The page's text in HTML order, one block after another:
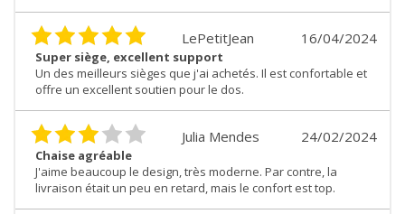
16/04/2024
LePetitJean
Super siège, excellent support
Un des meilleurs sièges que j'ai achetés. Il est confortable et
offre un excellent soutien pour le dos.
24/02/2024
Julia Mendes
Chaise agréable
J'aime beaucoup le design, très moderne. Par contre, la
livraison était un peu en retard, mais le confort est top.